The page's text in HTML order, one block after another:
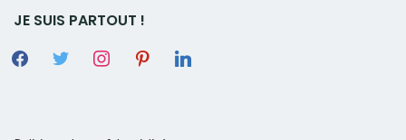
JE SUIS PARTOUT !